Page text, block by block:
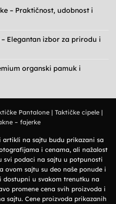
– Praktičnost, udobnost i
Elegantan izbor za prirodu i
organski pamuk i
Pantalone| Taktičke cipele|
– fajerke
artikli na sajtu budu prikazani sa
i cenama, ali nažalost
svi podaci na sajtu u potpunosti
ovom sajtu su deo naše ponude i
dostupni u svakom trenutku na
promene cena svih proizvoda i
sajtu. Cene proizvoda prikazanih